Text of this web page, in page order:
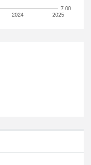
2024 2025
7.00